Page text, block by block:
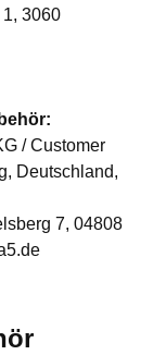
3060
/ Customer
Deutschland,
7, 04808